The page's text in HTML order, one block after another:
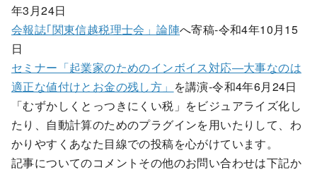
年3月24日
会報誌｢関東信越税理士会」論陣へ寄稿-令和4年10月15
日
セミナー「起業家のためのインボイス対応―大事なのは
適正な値付けとお金の残し方」 を講演-令和4年6月24日
「むずかしくとっつきにくい税」をビジュアライズ化し
たり、自動計算のためのプラグインを用いたりして、わ
かりやすくあなた目線での投稿を心がけています。
記事についてのコメントその他のお問い合わせは下記か